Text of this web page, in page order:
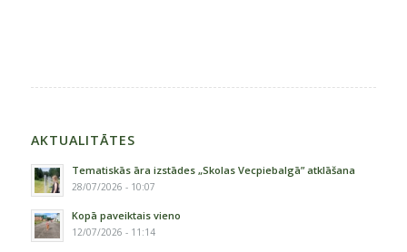
AKTUALITĀTES
Tematiskās āra izstādes „Skolas Vecpiebalgā” atklāšana
28/07/2026 - 10:07
Kopā paveiktais vieno
12/07/2026 - 11:14